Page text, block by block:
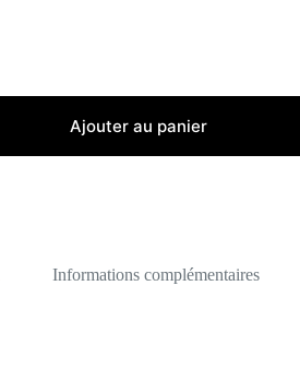
Ajouter au panier
Informations complémentaires